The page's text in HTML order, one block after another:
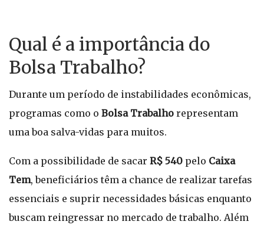
Qual é a importância do
Bolsa Trabalho?
Durante um período de instabilidades econômicas,
programas como o Bolsa Trabalho representam
uma boa salva-vidas para muitos.
Com a possibilidade de sacar R$ 540 pelo Caixa
Tem, beneficiários têm a chance de realizar tarefas
essenciais e suprir necessidades básicas enquanto
buscam reingressar no mercado de trabalho. Além